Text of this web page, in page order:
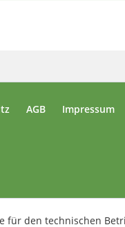
AGB
Impressum
für den technischen